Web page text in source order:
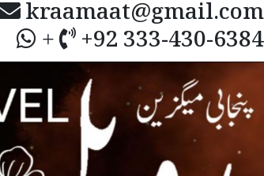
kraamaat@gmail.com
+ +92 333-430-6384